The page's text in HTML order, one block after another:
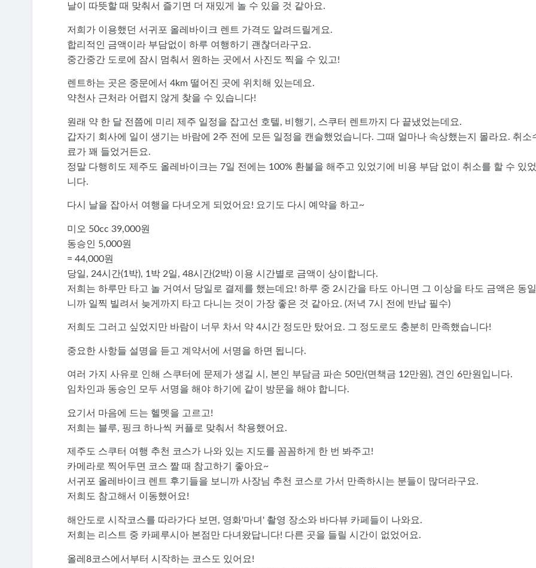
날이 따뜻할 때 맞춰서 즐기면 더 재밌게 놀 수 있을 것 같아요.
저희가 이용했던 서귀포 올레바이크 렌트 가격도 알려드릴게요.
합리적인 금액이라 부담없이 하루 여행하기 괜찮더라구요.
중간중간 도로에 잠시 멈춰서 원하는 곳에서 사진도 찍을 수 있고!
렌트하는 곳은 중문에서 4km 떨어진 곳에 위치해 있는데요.
약천사 근처라 어렵지 않게 찾을 수 있습니다!
원래 약 한 달 전쯤에 미리 제주 일정을 잡고선 호텔, 비행기, 스쿠터 렌트까지 다 끝냈었는데요.
갑자기 회사에 일이 생기는 바람에 2주 전에 모든 일정을 캔슬했었습니다. 그때 얼마나 속상했는지 몰라요. 취소
료가 꽤 들었거든요.
정말 다행히도 제주도 올레바이크는 7일 전에는 100% 환불을 해주고 있었기에 비용 부담 없이 취소를 할 수 있
니다.
다시 날을 잡아서 여행을 다녀오게 되었어요! 요기도 다시 예약을 하고~
미오 50cc 39,000원
동승인 5,000원
= 44,000원
당일, 24시간(1박), 1박 2일, 48시간(2박) 이용 시간별로 금액이 상이합니다.
저희는 하루만 타고 놀 거여서 당일로 결제를 했는데요! 하루 중 2시간을 타도 아니면 그 이상을 타도 금액은 동
니까 일찍 빌려서 늦게까지 타고 다니는 것이 가장 좋은 것 같아요. (저녁 7시 전에 반납 필수)
저희도 그러고 싶었지만 바람이 너무 차서 약 4시간 정도만 탔어요. 그 정도로도 충분히 만족했습니다!
중요한 사항들 설명을 듣고 계약서에 서명을 하면 됩니다.
여러 가지 사유로 인해 스쿠터에 문제가 생길 시, 본인 부담금 파손 50만(면책금 12만원), 견인 6만원입니다.
임차인과 동승인 모두 서명을 해야 하기에 같이 방문을 해야 합니다.
요기서 마음에 드는 헬멧을 고르고!
저희는 블루, 핑크 하나씩 커플로 맞춰서 착용했어요.
제주도 스쿠터 여행 추천 코스가 나와 있는 지도를 꼼꼼하게 한 번 봐주고!
카메라로 찍어두면 코스 짤 때 참고하기 좋아요~
서귀포 올레바이크 렌트 후기들을 보니까 사장님 추천 코스로 가서 만족하시는 분들이 많더라구요.
저희도 참고해서 이동했어요!
해안도로 시작코스를 따라가다 보면, 영화'마녀' 촬영 장소와 바다뷰 카페들이 나와요.
저희는 리스트 중 카페루시아 본점만 다녀왔답니다! 다른 곳을 들릴 시간이 없었어요.
올레8코스에서부터 시작하는 코스도 있어요!